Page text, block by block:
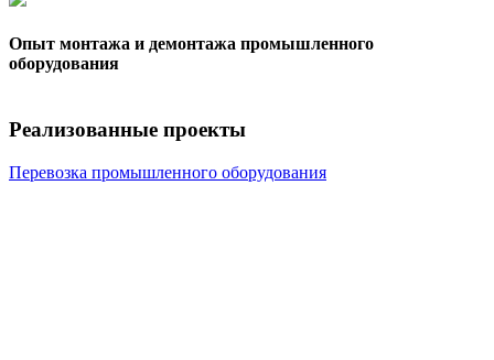
Опыт монтажа и демонтажа промышленного
оборудования
Реализованные проекты
Перевозка промышленного оборудования